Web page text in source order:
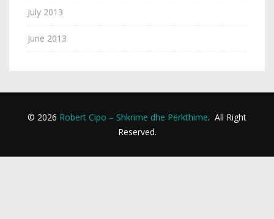
July 2013
June 2013
© 2026 Robert Cipo – Shkrime dhe Përkthime. All Right
Reserved.